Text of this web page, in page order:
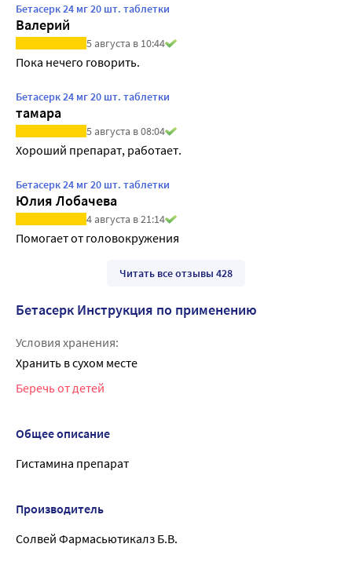
Бетасерк 24 мг 20 шт. таблетки
Валерий
5 августа в 10:44
Пока нечего говорить.
Бетасерк 24 мг 20 шт. таблетки
тамара
5 августа в 08:04
Хороший препарат, работает.
Бетасерк 24 мг 20 шт. таблетки
Юлия Лобачева
4 августа в 21:14
Помогает от головокружения
Читать все отзывы 428
Бетасерк Инструкция по применению
Условия хранения:
Хранить в сухом месте
Беречь от детей
Общее описание
Гистамина препарат
Производитель
Солвей Фармасьютикалз Б.В.